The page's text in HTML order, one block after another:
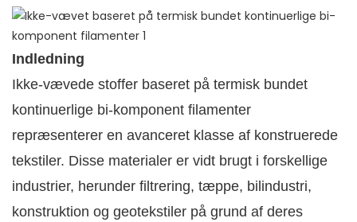
Indledning
Ikke-vævede stoffer baseret på termisk bundet
kontinuerlige bi-komponent filamenter
repræsenterer en avanceret klasse af konstruerede
tekstiler. Disse materialer er vidt brugt i forskellige
industrier, herunder filtrering, tæppe, bilindustri,
konstruktion og geotekstiler på grund af deres